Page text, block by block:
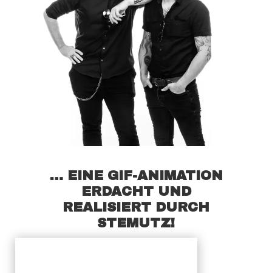
… EINE GIF-ANIMATION
ERDACHT UND
REALISIERT DURCH
STEMUTZ!